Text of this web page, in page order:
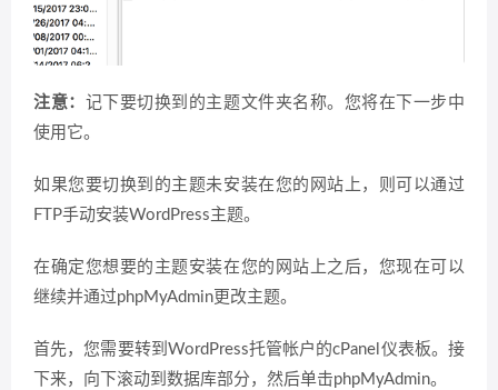
注意： 记下要切换到的主题文件夹名称。您将在下一步中
使用它。
如果您要切换到的主题未安装在您的网站上，则可以通过
FTP手动安装WordPress主题。
在确定您想要的主题安装在您的网站上之后，您现在可以
继续并通过phpMyAdmin更改主题。
首先，您需要转到WordPress托管帐户的cPanel仪表板。接
下来，向下滚动到数据库部分，然后单击phpMyAdmin。